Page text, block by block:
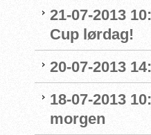
21-07-2013
Cup lørdag!
20-07-2013
18-07-2013
morgen